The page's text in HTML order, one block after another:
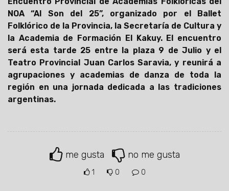
NOA “Al Son del 25”, organizado por el Ballet
Folklórico de la Provincia, la Secretaría de Cultura y
la Academia de Formación El Kakuy. El encuentro
será esta tarde 25 entre la plaza 9 de Julio y el
Teatro Provincial Juan Carlos Saravia, y reunirá a
agrupaciones y academias de danza de toda la
región en una jornada dedicada a las tradiciones
argentinas.
me gusta no me gusta
1 0 0